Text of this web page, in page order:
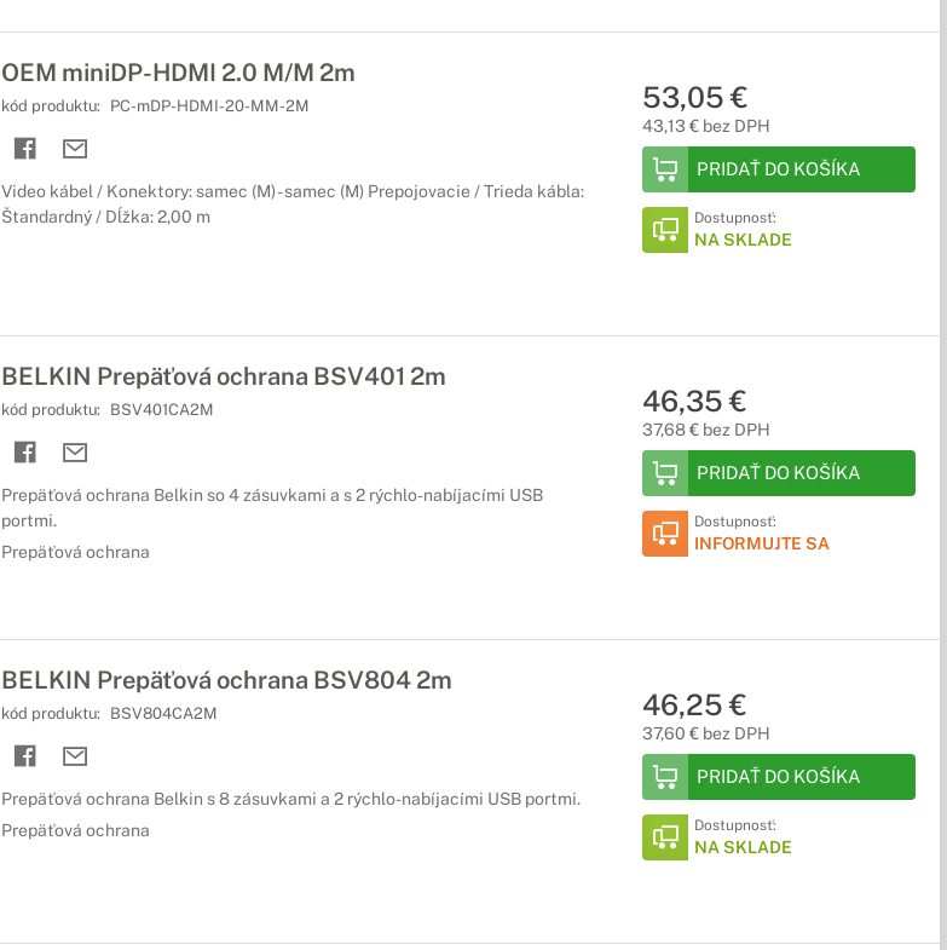
OEM miniDP-HDMI 2.0 M/M 2m
kód produktu: PC-mDP-HDMI-20-MM-2M
Video kábel / Konektory: samec (M) - samec (M) Prepojovacie / Trieda kábla:
Štandardný / Dĺžka: 2,00 m
53,05 €
43,13 € bez DPH
PRIDAŤ DO KOŠÍKA
Dostupnosť:
NA SKLADE
BELKIN Prepäťová ochrana BSV401 2m
kód produktu: BSV401CA2M
Prepäťová ochrana Belkin so 4 zásuvkami a s 2 rýchlo-nabíjacími USB
portmi.
Prepäťová ochrana
46,35 €
37,68 € bez DPH
PRIDAŤ DO KOŠÍKA
Dostupnosť:
INFORMUJTE SA
BELKIN Prepäťová ochrana BSV804 2m
kód produktu: BSV804CA2M
Prepäťová ochrana Belkin s 8 zásuvkami a 2 rýchlo-nabíjacími USB portmi.
Prepäťová ochrana
46,25 €
37,60 € bez DPH
PRIDAŤ DO KOŠÍKA
Dostupnosť:
NA SKLADE